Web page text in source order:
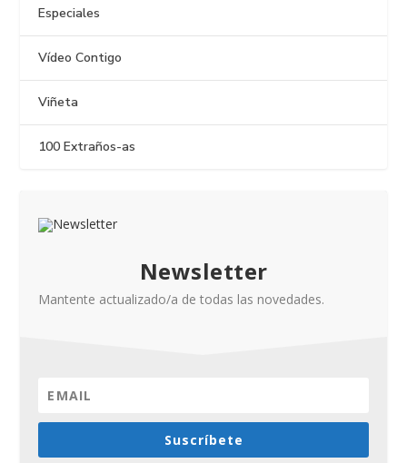
Especiales
Vídeo Contigo
Viñeta
100 Extraños-as
Newsletter
Mantente actualizado/a de todas las novedades.
Suscríbete